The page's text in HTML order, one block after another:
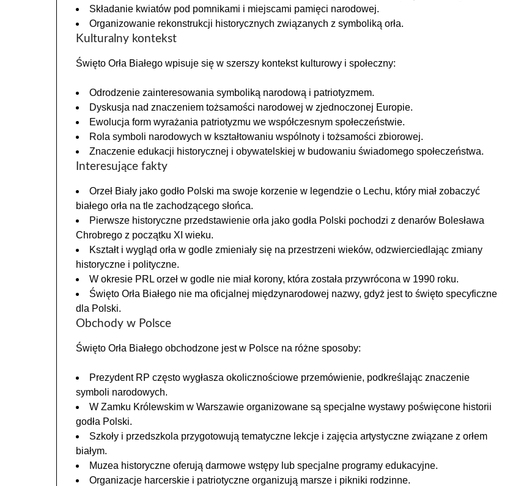
Składanie kwiatów pod pomnikami i miejscami pamięci narodowej.
Organizowanie rekonstrukcji historycznych związanych z symboliką orła.
Kulturalny kontekst
Święto Orła Białego wpisuje się w szerszy kontekst kulturowy i społeczny:
Odrodzenie zainteresowania symboliką narodową i patriotyzmem.
Dyskusja nad znaczeniem tożsamości narodowej w zjednoczonej Europie.
Ewolucja form wyrażania patriotyzmu we współczesnym społeczeństwie.
Rola symboli narodowych w kształtowaniu wspólnoty i tożsamości zbiorowej.
Znaczenie edukacji historycznej i obywatelskiej w budowaniu świadomego społeczeństwa.
Interesujące fakty
Orzeł Biały jako godło Polski ma swoje korzenie w legendzie o Lechu, który miał zobaczyć
białego orła na tle zachodzącego słońca.
Pierwsze historyczne przedstawienie orła jako godła Polski pochodzi z denarów Bolesława
Chrobrego z początku XI wieku.
Kształt i wygląd orła w godle zmieniały się na przestrzeni wieków, odzwierciedlając zmiany
historyczne i polityczne.
W okresie PRL orzeł w godle nie miał korony, która została przywrócona w 1990 roku.
Święto Orła Białego nie ma oficjalnej międzynarodowej nazwy, gdyż jest to święto specyficzne
dla Polski.
Obchody w Polsce
Święto Orła Białego obchodzone jest w Polsce na różne sposoby:
Prezydent RP często wygłasza okolicznościowe przemówienie, podkreślając znaczenie
symboli narodowych.
W Zamku Królewskim w Warszawie organizowane są specjalne wystawy poświęcone historii
godła Polski.
Szkoły i przedszkola przygotowują tematyczne lekcje i zajęcia artystyczne związane z orłem
białym.
Muzea historyczne oferują darmowe wstępy lub specjalne programy edukacyjne.
Organizacje harcerskie i patriotyczne organizują marsze i pikniki rodzinne.